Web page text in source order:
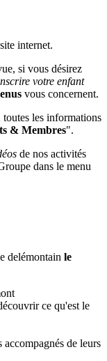
internet.
si vous désirez
votre enfant
vous concernent.
toutes les informations
& Membres".
de nos activités
dans le menu
delémontain le
ce qu'est le
de leurs